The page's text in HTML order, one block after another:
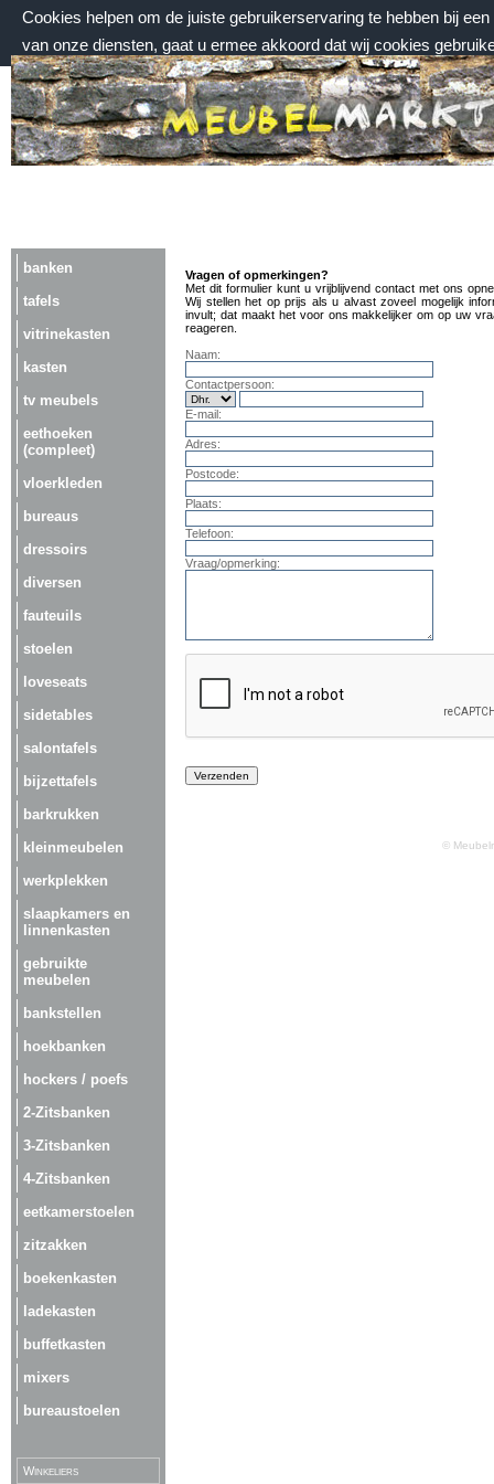
Cookies helpen om de juiste gebruikerservaring te hebben bij
van onze diensten, gaat u ermee akkoord dat wij cookies
maandag 10 augustus 2026, 13:16 uur
Welkom bij Meubelmarktplein.nl
banken
tafels
vitrinekasten
kasten
tv meubels
eethoeken
(compleet)
vloerkleden
bureaus
dressoirs
diversen
fauteuils
stoelen
loveseats
sidetables
salontafels
bijzettafels
barkrukken
kleinmeubelen
werkplekken
slaapkamers en
linnenkasten
gebruikte
meubelen
bankstellen
hoekbanken
hockers / poefs
2-Zitsbanken
3-Zitsbanken
4-Zitsbanken
eetkamerstoelen
zitzakken
boekenkasten
ladekasten
buffetkasten
mixers
bureaustoelen
Winkeliers
Vragen of opmerkingen?
Met dit formulier kunt u vrijblijvend contact met ons
Wij stellen het op prijs als u alvast zoveel mogelijk
invult; dat maakt het voor ons makkelijker om op uw
reageren.
Naam:
Contactpersoon:
E-mail:
Adres:
Postcode:
Plaats:
Telefoon:
Vraag/opmerking:
©